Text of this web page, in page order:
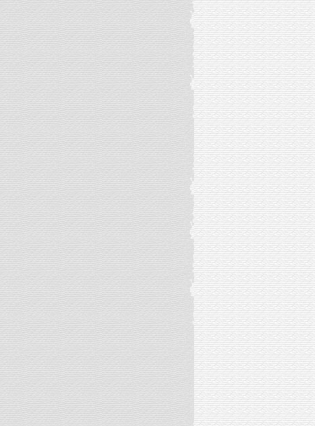
见-漫步巴德岗(2016.8)
见—成都闲逛(2016.8)
们。她们(2016.7)
阪掠影(2016.7)
节聚(2016.2)
糰子(2016.2)
八聚(2016.1)
年级亲子活动(2015.12)
跟班(2015.9)
遇而安的幸福【拾壹】(2015.8)
遇而安的幸福【拾】(2015.8)
遇而安的幸福【玖】(2015.8)
遇而安的幸福【捌】(2015.8)
遇而安的幸福【柒】(2015.8)
遇而安的幸福【陆】(2015.8)